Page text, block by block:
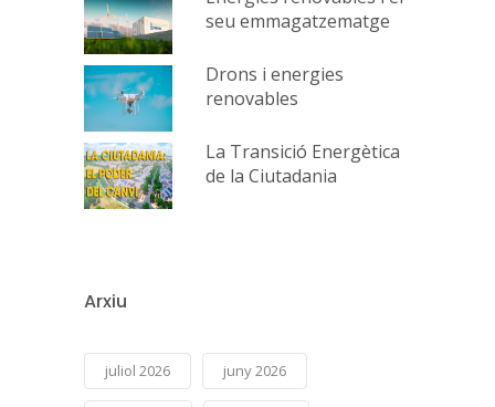
seu emmagatzematge
Drons i energies
renovables
La Transició Energètica
de la Ciutadania
Arxiu
juliol 2026 juny 2026